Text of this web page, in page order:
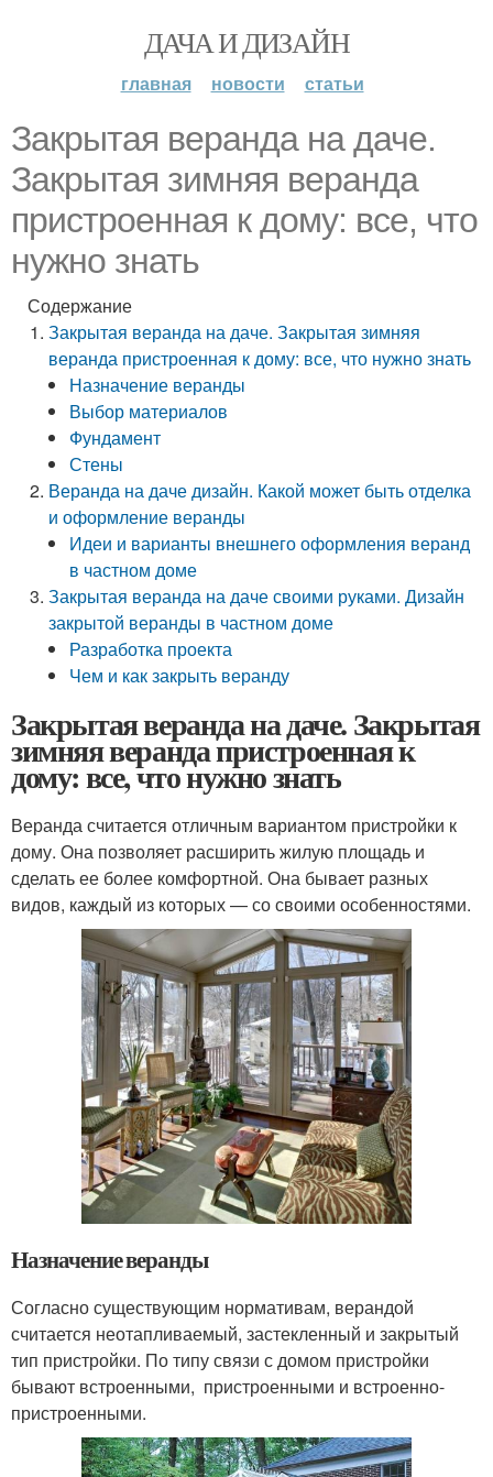
ДАЧА И ДИЗАЙН
главная новости статьи
Закрытая веранда на даче.
Закрытая зимняя веранда
пристроенная к дому: все, что
нужно знать
Содержание
Закрытая веранда на даче. Закрытая зимняя
веранда пристроенная к дому: все, что нужно знать
Назначение веранды
Выбор материалов
Фундамент
Стены
Веранда на даче дизайн. Какой может быть отделка
и оформление веранды
Идеи и варианты внешнего оформления веранд
в частном доме
Закрытая веранда на даче своими руками. Дизайн
закрытой веранды в частном доме
Разработка проекта
Чем и как закрыть веранду
Закрытая веранда на даче. Закрытая
зимняя веранда пристроенная к
дому: все, что нужно знать
Веранда считается отличным вариантом пристройки к
дому. Она позволяет расширить жилую площадь и
сделать ее более комфортной. Она бывает разных
видов, каждый из которых — со своими особенностями.
Назначение веранды
Согласно существующим нормативам, верандой
считается неотапливаемый, застекленный и закрытый
тип пристройки. По типу связи с домом пристройки
бывают встроенными, пристроенными и встроенно-
пристроенными.